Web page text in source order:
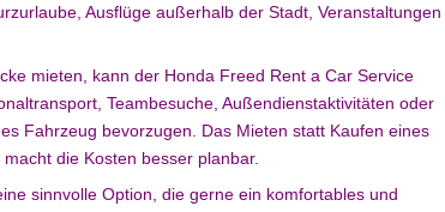
Ausflüge außerhalb der Stadt, Veranstaltungen
mieten, kann der Honda Freed Rent a Car Service
Teambesuche, Außendienstaktivitäten oder
Fahrzeug bevorzugen. Das Mieten statt Kaufen eines
die Kosten besser planbar.
sinnvolle Option, die gerne ein komfortables und